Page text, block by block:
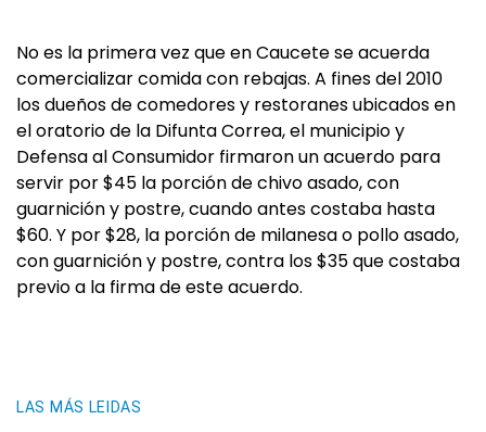
No es la primera vez que en Caucete se acuerda
comercializar comida con rebajas. A fines del 2010
los dueños de comedores y restoranes ubicados en
el oratorio de la Difunta Correa, el municipio y
Defensa al Consumidor firmaron un acuerdo para
servir por $45 la porción de chivo asado, con
guarnición y postre, cuando antes costaba hasta
$60. Y por $28, la porción de milanesa o pollo asado,
con guarnición y postre, contra los $35 que costaba
previo a la firma de este acuerdo.
LAS MÁS LEIDAS